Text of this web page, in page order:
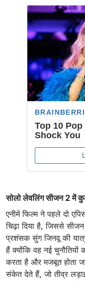
सोलो लेवलिंग सीजन 2 में
एनीमे फिल्म ने पहले दो
चिढ़ा दिया है, जिससे
प्रशंसक सुंग जिनवू की
हैं क्योंकि वह नई चुनौतियों
करता है और मजबूत होता
संकेत देते हैं, जो तीव्र